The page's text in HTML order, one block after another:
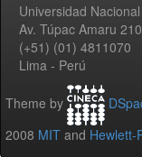
Universidad
Av. Túpac Amaru
(+51) (01) 4811070
Lima - Perú
Theme by
2008 MIT and Hewlett-